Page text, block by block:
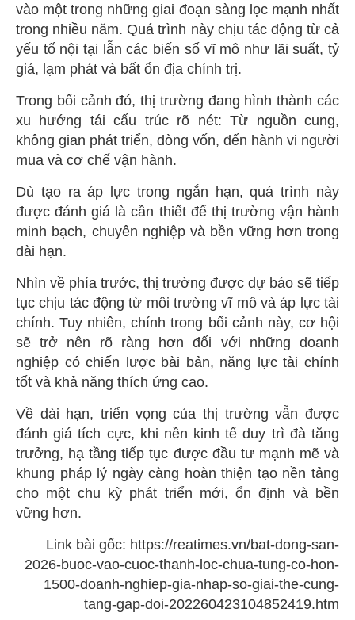
vào một trong những giai đoạn sàng lọc mạnh nhất
trong nhiều năm. Quá trình này chịu tác động từ cả
yếu tố nội tại lẫn các biến số vĩ mô như lãi suất, tỷ
giá, lạm phát và bất ổn địa chính trị.
Trong bối cảnh đó, thị trường đang hình thành các
xu hướng tái cấu trúc rõ nét: Từ nguồn cung,
không gian phát triển, dòng vốn, đến hành vi người
mua và cơ chế vận hành.
Dù tạo ra áp lực trong ngắn hạn, quá trình này
được đánh giá là cần thiết để thị trường vận hành
minh bạch, chuyên nghiệp và bền vững hơn trong
dài hạn.
Nhìn về phía trước, thị trường được dự báo sẽ tiếp
tục chịu tác động từ môi trường vĩ mô và áp lực tài
chính. Tuy nhiên, chính trong bối cảnh này, cơ hội
sẽ trở nên rõ ràng hơn đối với những doanh
nghiệp có chiến lược bài bản, năng lực tài chính
tốt và khả năng thích ứng cao.
Về dài hạn, triển vọng của thị trường vẫn được
đánh giá tích cực, khi nền kinh tế duy trì đà tăng
trưởng, hạ tầng tiếp tục được đầu tư mạnh mẽ và
khung pháp lý ngày càng hoàn thiện tạo nền tảng
cho một chu kỳ phát triển mới, ổn định và bền
vững hơn.
Link bài gốc: https://reatimes.vn/bat-dong-san-
2026-buoc-vao-cuoc-thanh-loc-chua-tung-co-hon-
1500-doanh-nghiep-gia-nhap-so-giai-the-cung-
tang-gap-doi-202260423104852419.htm